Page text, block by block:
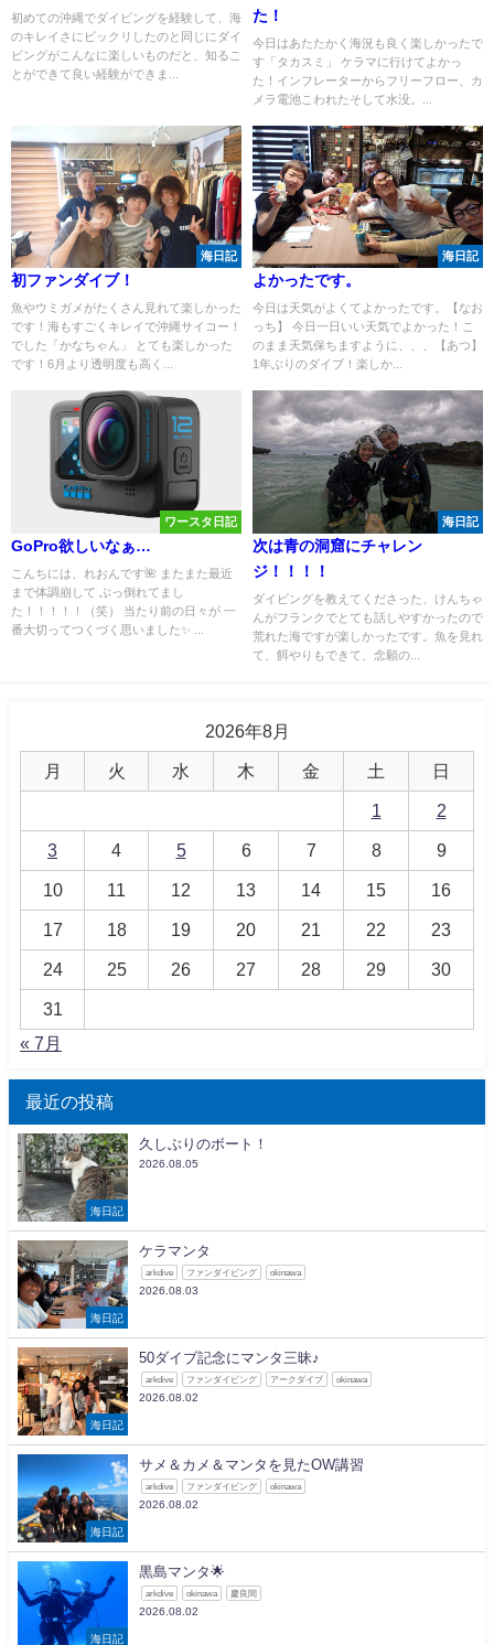
初めての沖縄でダイビングを経験して、海
のキレイさにビックリしたのと同じにダイ
ビングがこんなに楽しいものだと、知るこ
とができて良い経験ができま...
た！
今日はあたたかく海況も良く楽しかったで
す「タカスミ」 ケラマに行けてよかっ
た！インフレーターからフリーフロー、カ
メラ電池こわれたそして水没。...
海日記
初ファンダイブ！
魚やウミガメがたくさん見れて楽しかった
です！海もすごくキレイで沖縄サイコー！
でした「かなちゃん」 とても楽しかった
です！6月より透明度も高く...
海日記
よかったです。
今日は天気がよくてよかったです。【なお
っち】 今日一日いい天気でよかった！こ
のまま天気保ちますように、、、【あつ】
1年ぶりのダイブ！楽しか...
ワースタ日記
GoPro欲しいなぁ…
こんちには、れおんです🌺 またまた最近
まで体調崩して ぶっ倒れてまし
た！！！！！（笑） 当たり前の日々が 一
番大切ってつくづく思いました✨ ...
海日記
次は青の洞窟にチャレン
ジ！！！！
ダイビングを教えてくださった、けんちゃ
んがフランクでとても話しやすかったので
荒れた海ですが楽しかったです。魚を見れ
て、餌やりもできて、念願の...
2026年8月
月 火 水 木 金 土 日
1 2
3 4 5 6 7 8 9
10 11 12 13 14 15 16
17 18 19 20 21 22 23
24 25 26 27 28 29 30
31
« 7月
最近の投稿
海日記
久しぶりのボート！
2026.08.05
海日記
ケラマンタ
arkdive ファンダイビング okinawa
2026.08.03
海日記
50ダイブ記念にマンタ三昧♪
arkdive ファンダイビング アークダイブ okinawa
2026.08.02
海日記
サメ＆カメ＆マンタを見たOW講習
arkdive ファンダイビング okinawa
2026.08.02
海日記
黒島マンタ🌟
arkdive okinawa 慶良間
2026.08.02